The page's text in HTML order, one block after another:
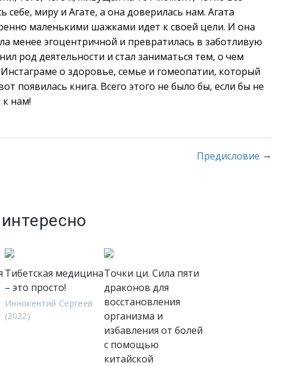
миру и Агате, а она доверилась нам. Агата
маленькими шажками идет к своей цели. И она
менее эгоцентричной и превратилась в заботливую
род деятельности и стал заниматься тем, о чем
о здоровье, семье и гомеопатии, который
появилась книга. Всего этого не было бы, если бы не
нам!
Предисловие →
Тибетская медицина
– это просто!
Иннокентий Сергеев
(2022)
Точки ци. Сила пяти
драконов для
восстановления
организма и
избавления от болей
с помощью
китайской